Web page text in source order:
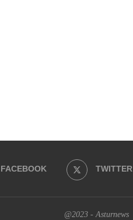
FACEBOOK TWITTER
@2023 - Asturnews